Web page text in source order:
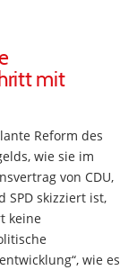
mit
Reform des
wie sie im
von CDU,
SPD skizziert ist,
keine
wie es